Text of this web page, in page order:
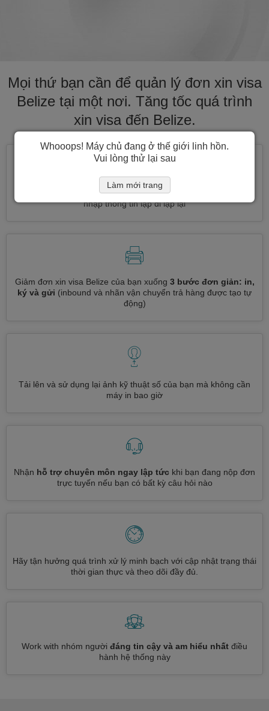
Mọi thứ bạn cần để quản lý đơn xin visa
Belize tại một nơi. Tăng tốc quá trình
xin visa đến Belize.
Đăng ký nhiều loại visa cùng một lúc
nhập thông tin lặp đi lặp lại
Giảm đơn xin visa Belize của bạn xuống 3 bước đơn giản: in,
ký và gửi (inbound và nhãn vận chuyển trả hàng được tạo tự
động)
Tải lên và sử dụng lại ảnh kỹ thuật số của bạn mà không cần
máy in bao giờ
Nhận hỗ trợ chuyên môn ngay lập tức khi bạn đang nộp đơn
trực tuyến nếu bạn có bất kỳ câu hỏi nào
Hãy tận hưởng quá trình xử lý minh bạch với cập nhật trạng thái
thời gian thực và theo dõi đầy đủ.
Work with nhóm người đáng tin cậy và am hiểu nhất điều
hành hệ thống này
Whooops! Máy chủ đang ở thế giới linh hồn.
Vui lòng thử lại sau
Làm mới trang